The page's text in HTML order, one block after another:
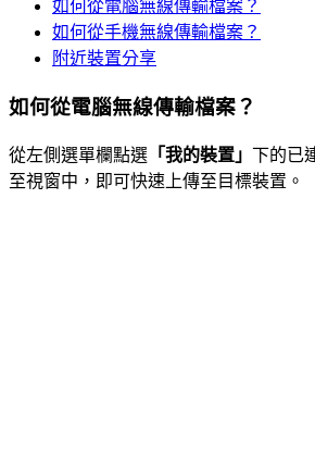
如何從電腦無線傳輸檔案？
如何從手機無線傳輸檔案？
附近裝置分享
如何從電腦無線傳輸檔案？
從左側選單欄點選 「我的裝置」 下的已
至視窗中，即可快速上傳至目標裝置。